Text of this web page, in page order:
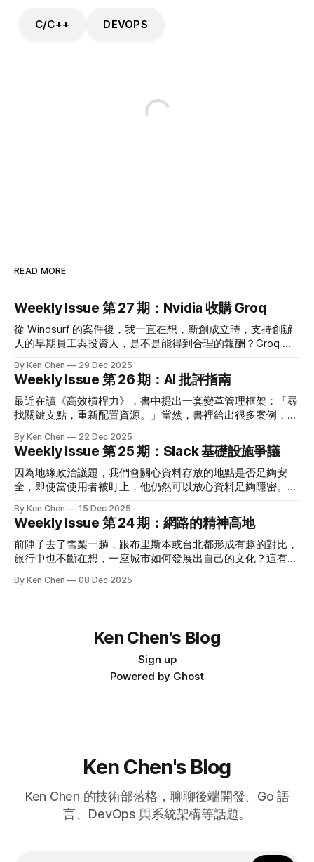
C/C++ DEVOPS
READ MORE
Weekly Issue 第 27 期：Nvidia 收購 Groq
從 Windsurf 的案件後，我一直在想，新創成立時，支持創辦
人的早期員工與投資人，是不是能得到合理的報酬？Groq 收
能公平。 改變世界很重要，但使用的方式也很重要。 🗞️ 熱門
新聞 Nvidia deal a big win for Groq employees and
investors Groq 收購案的消息出來後，我關心的事情是：這跟
Windsurf 的案子有什麼不同？早期投資人跟團隊有得到回報
大歡喜。但我覺得 Acquhire 存在太多灰色地帶，應該要納入
監管，不是每家收購發起者跟創辦人都有同樣的素質。 按照
Axios 的說法，輝達付出的 200 億將被視為估值分配給股票持
有人，90% 員工會加入輝達，到期股票會變現，
By Ken Chen 29 Dec 2025
Weekly Issue 第 26 期：AI 批評指南
最近在讀《高效槓桿力》，書中提出一套變革管理框架：「尋
找關鍵支點，重新配置資源。」當然，書裡給出很多案例，說
情境呢？ ✨ 科技觀點 Pluralistic: The Reverse-Centaur’s
Guide to Criticizing AI 看到有人非常認真討論事情，即使是批
評 AI，都會讓我有興趣。 附上一些我的觀點： 1) 成長型公司
聽起來很美好，每個人都會想待在那，但當它變成前提時就是
企業都沒辦法接受不成長的代價。 2) 常常在爭論 AI 是否會取
代工作，看的是 AI 的兩個面向，賦能與自動化，哪個會更符
合當前情境。贊同賦能的人會認為 AI 帶來生產力的解放，並
創造價值，可是實際上呢？ 3) 很多人提過 AI 的解壓縮 / 壓縮
By Ken Chen 22 Dec 2025
Weekly Issue 第 25 期：Slack 基礎設施爭議
因為地緣政治議題，我們會關心資料存放的地點是否足夠安
全，即使當使用者被盯上，他仍然可以放心資料足夠隱密。這
會引起爭議的原因。 Slack 已經出面澄清並無此事，這也讓我
們反思，當軟體業面臨這類公關危機時，應該要揭露到什麼程
度。 🗞️ 熱門新聞 Slack 在臺服務將移轉至中國？
Salesforce：臺灣用戶使用全球基礎設施，與阿里巴巴無關 前
刻引起一陣討論，有 Salesforce 的人出來澄清，說沒有這回
平台。我們以前有次遇到類似情況，也討論到是否揭露使用平
台。當時我持反對意見，認為只需要揭露「使用全球基礎設
施」已經夠了，頂多說非中國廠商的服務就好，不需要也不應
By Ken Chen 15 Dec 2025
Weekly Issue 第 24 期：網路的精神高地
前陣子去了雪梨一趟，跟布里斯本或台北都形成有趣的對比，
旅行中也不斷在想，一座城市如何發展出自己的文化？這有點
知乎的一篇文章，理想主義的光輝是最吸引人的，我常在想，
對的，每個 LLM 提問相當於 5.1s 的 Netflix 影片耗能。 計算
的需求讓輝達跟台積電挖到金礦，那電力需求又會讓誰挖到金
By Ken Chen 08 Dec 2025
Ken Chen's Blog
Sign up
Powered by Ghost
Ken Chen's Blog
Ken Chen 的技術部落格，聊聊後端開發、Go 語
言、DevOps 與系統架構等話題。